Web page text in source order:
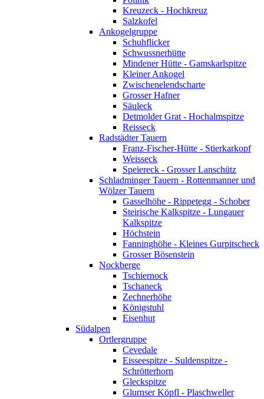
Kreuzeck - Hochkreuz
Salzkofel
Ankogelgruppe
Schuhflicker
Schwussnerhütte
Mindener Hütte - Gamskarlspitze
Kleiner Ankogel
Zwischenelendscharte
Grosser Hafner
Säuleck
Detmolder Grat - Hochalmspitze
Reisseck
Radstädter Tauern
Franz-Fischer-Hütte - Stierkarkopf
Weisseck
Speiereck - Grosser Lanschütz
Schladminger Tauern - Rottenmanner und
Wölzer Tauern
Gasselhöhe - Rippetegg - Schober
Steirische Kalkspitze - Lungauer
Kalkspitze
Höchstein
Fanninghöhe - Kleines Gurpitscheck
Grosser Bösenstein
Nockberge
Tschiernock
Tschaneck
Zechnerhöhe
Königstuhl
Eisenhut
Südalpen
Ortlergruppe
Cevedale
Eisseespitze - Suldenspitze -
Schrötterhorn
Gleckspitze
Glurnser Köpfl - Plaschweller